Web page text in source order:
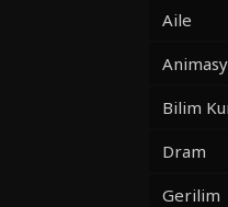
Aile
Bilim
Dram
Gerilim